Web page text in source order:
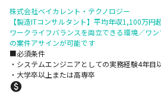
株式会社ベイカレント・テクノロジー
【製造ITコンサルタント】平均年収1,100万円
ワークライフバランスを両立できる環境／ワ
の案件アサインが可能です
■必須条件
・システムエンジニアとしての実務経験4年目
・大学卒以上または高専卒